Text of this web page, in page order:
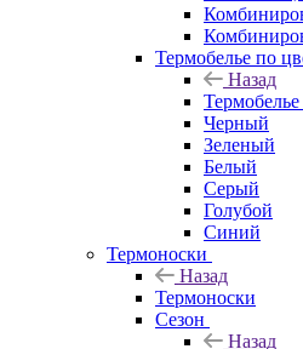
Термобелье по
Назад
Черный
Зеленый
Белый
Серый
Голубой
Синий
Термоноски
Назад
Термоноски
Сезон
Назад